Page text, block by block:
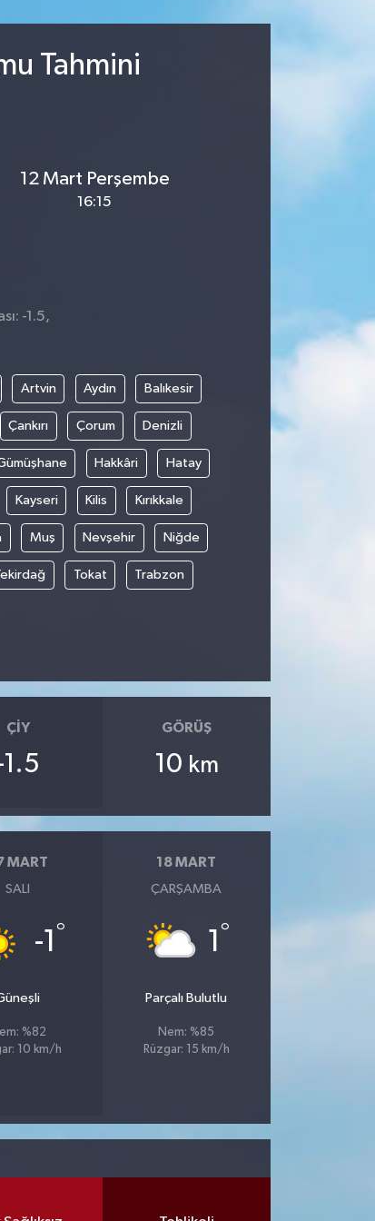
Tahmini
12 Mart Perşembe
16:15
-1.5,
Artvin Aydın Balıkesir
Çankırı Çorum Denizli
Hakkâri Hatay
Kayseri Kilis Kırıkkale
Muş Nevşehir Niğde
Tokat Trabzon
ÇIY
1.5
GÖRÜŞ
10 km
MART
SALI
-1 °
%82
10 km/h
18 MART
ÇARŞAMBA
1 °
Parçalı Bulutlu
Nem: %85
Rüzgar: 15 km/h